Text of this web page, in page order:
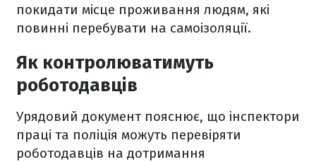
покидати місце проживання людям, які
повинні перебувати на самоізоляції.
Як контролюватимуть
роботодавців
Урядовий документ пояснює, що інспектори
праці та поліція можуть перевіряти
роботодавців на дотримання